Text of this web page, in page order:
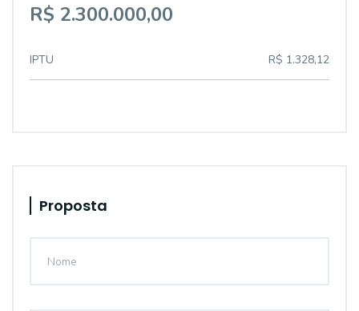
R$ 2.300.000,00
IPTU R$ 1.328,12
Proposta